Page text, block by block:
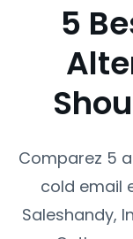
5
Comparez 5
cold email
Saleshandy,